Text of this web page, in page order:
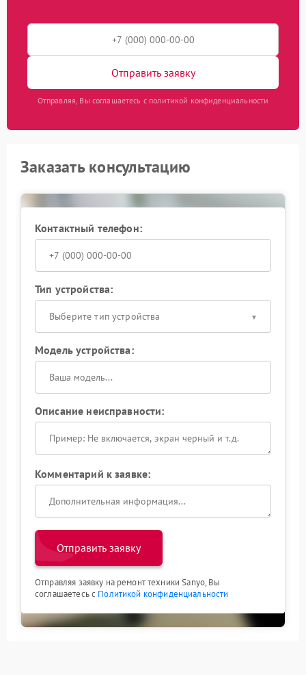
Отправить заявку
Отправляя, Вы соглашаетесь с политикой конфиденциальности
Заказать консультацию
Контактный телефон:
Тип устройства:
Выберите тип устройства
Модель устройства:
Описание неисправности:
Комментарий к заявке:
Отправить заявку
Отправляя заявку на ремонт техники Sanyo, Вы
соглашаетесь с Политикой конфиденциальности